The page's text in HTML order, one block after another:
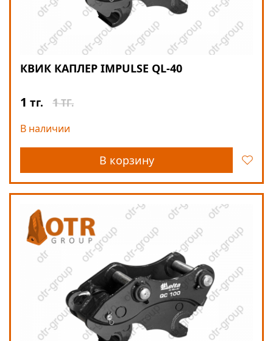
КВИК КАПЛЕР IMPULSE QL-40
1 тг. 1ТГ.
В корзину
В наличии